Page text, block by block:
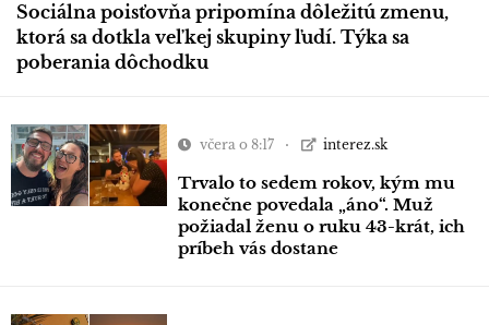
Sociálna poisťovňa pripomína dôležitú zmenu,
ktorá sa dotkla veľkej skupiny ľudí. Týka sa
poberania dôchodku
včera o 8:17 interez.sk
Trvalo to sedem rokov, kým mu
konečne povedala „áno“. Muž
požiadal ženu o ruku 43-krát, ich
príbeh vás dostane